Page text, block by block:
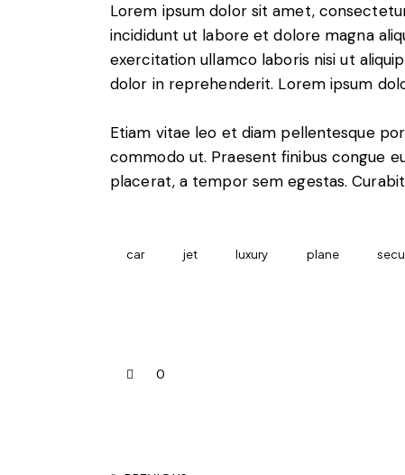
Lorem ipsum dolor sit amet,
incididunt ut labore et dolore magna
exercitation ullamco laboris nisi ut
dolor in reprehenderit. Lorem ipsum
Etiam vitae leo et diam pellentesque
commodo ut. Praesent finibus congue
placerat, a tempor sem egestas.
car jet luxury plane
0